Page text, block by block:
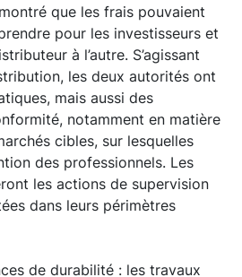
que les frais pouvaient
pour les investisseurs et
à l’autre. S’agissant
les deux autorités ont
mais aussi des
notamment en matière
cibles, sur lesquelles
des professionnels. Les
les actions de supervision
dans leurs périmètres
de durabilité : les travaux